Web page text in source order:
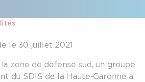
le 30 juillet 2021
zone de défense sud, un groupe
du SDIS de la Haute-Garonne a